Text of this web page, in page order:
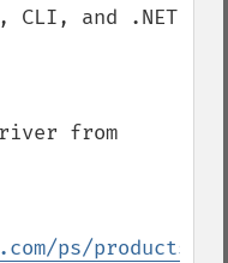
CLI, and .NET
from
ps/products/